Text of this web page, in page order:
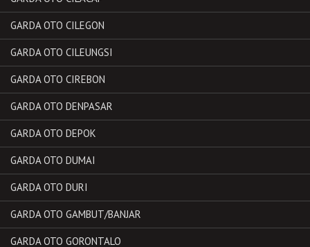
GARDA OTO CILEGON
GARDA OTO CILEUNGSI
GARDA OTO CIREBON
GARDA OTO DENPASAR
GARDA OTO DEPOK
GARDA OTO DUMAI
GARDA OTO DURI
GARDA OTO GAMBUT/BANJAR
GARDA OTO GORONTALO